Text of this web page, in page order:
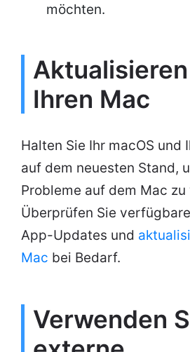
möchten.
Ihren Mac
Halten Sie Ihr macOS und
auf dem neuesten Stand,
Probleme auf dem Mac
Überprüfen Sie
App-Updates und
Mac bei Bedarf.
Verwenden